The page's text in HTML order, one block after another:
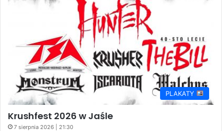
PLAKATY
Krushfest 2026 w Jaśle
7 sierpnia 2026 | 21:30